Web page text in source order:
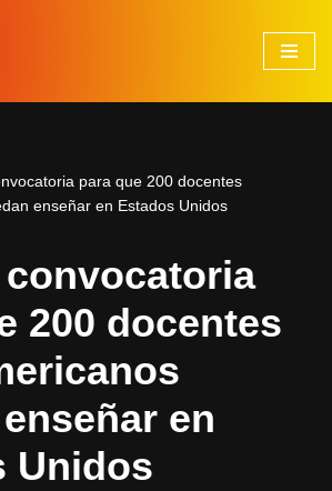
para que 200 docentes
enseñar en Estados Unidos
convocatoria
200 docentes
en
Unidos